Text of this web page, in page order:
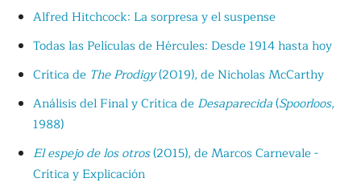
Alfred Hitchcock: La sorpresa y el suspense
Todas las Películas de Hércules: Desde 1914 hasta hoy
Crítica de The Prodigy(2019), de Nicholas McCarthy
Análisis del Final y Crítica de Desaparecida(Spoorloos,
1988)
El espejo de los otros(2015), de Marcos Carnevale -
Crítica y Explicación